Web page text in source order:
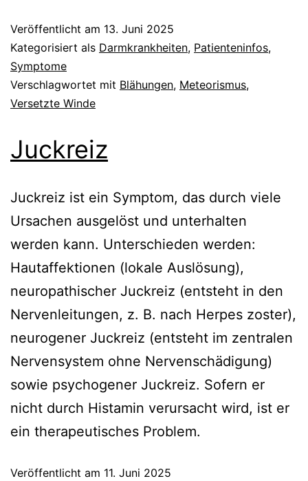
Veröffentlicht am 13. Juni 2025
Kategorisiert als Darmkrankheiten, Patienteninfos,
Symptome
Verschlagwortet mit Blähungen, Meteorismus,
Versetzte Winde
Juckreiz
Juckreiz ist ein Symptom, das durch viele
Ursachen ausgelöst und unterhalten
werden kann. Unterschieden werden:
Hautaffektionen (lokale Auslösung),
neuropathischer Juckreiz (entsteht in den
Nervenleitungen, z. B. nach Herpes zoster),
neurogener Juckreiz (entsteht im zentralen
Nervensystem ohne Nervenschädigung)
sowie psychogener Juckreiz. Sofern er
nicht durch Histamin verursacht wird, ist er
ein therapeutisches Problem.
Veröffentlicht am 11. Juni 2025